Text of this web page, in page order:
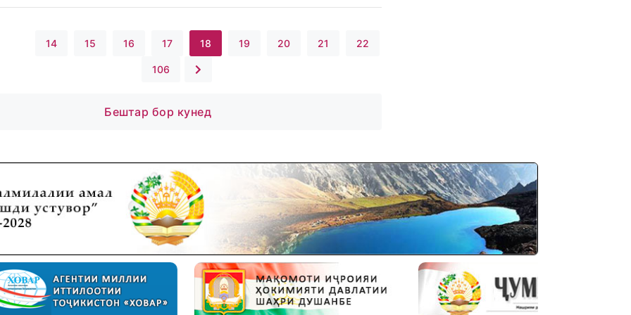
14 15 16 17 18 19 20 21 22
106
Бештар бор кунед